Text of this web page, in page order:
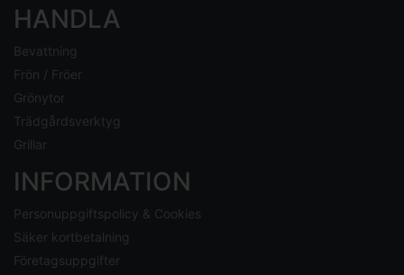
HANDLA
Bevattning
Frön / Fröer
Grönytor
Trädgårdsverktyg
Grillar
INFORMATION
Personuppgiftspolicy & Cookies
Säker kortbetalning
Företagsuppgifter